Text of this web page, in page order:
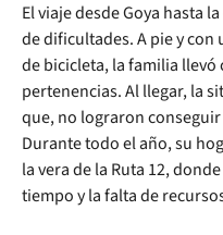
El viaje desde Goya hasta
de dificultades. A pie y
de bicicleta, la familia llevó
pertenencias. Al llegar, la
que, no lograron
Durante todo el año, su
la vera de la Ruta 12,
tiempo y la falta de